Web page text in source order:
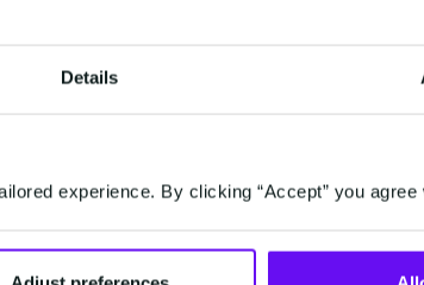
Details
experience. By clicking “Accept” you
Maps